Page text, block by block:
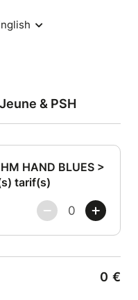
& PSH
HAND BLUES >
tarif(s)
0 €